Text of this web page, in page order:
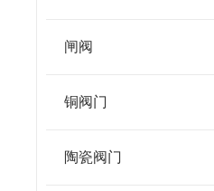
闸阀
铜阀门
陶瓷阀门